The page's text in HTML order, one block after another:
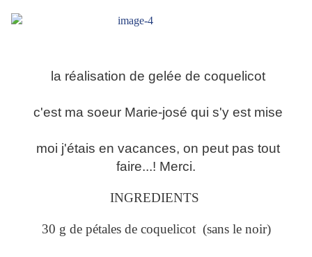
la réalisation de gelée de coquelicot
c'est ma soeur Marie-josé qui s'y est mise
moi j'étais en vacances, on peut pas tout
faire...! Merci.
INGREDIENTS
30 g de pétales de coquelicot (sans le noir)